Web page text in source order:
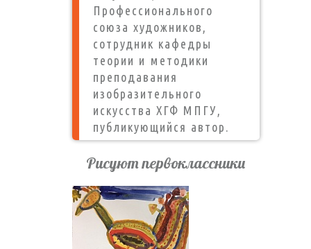
Профессионального
союза художников,
сотрудник кафедры
теории и методики
преподавания
изобразительного
искусства ХГФ МПГУ,
публикующийся автор.
Рисуют первоклассники